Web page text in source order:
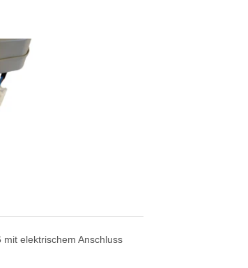
elektrischem Anschluss